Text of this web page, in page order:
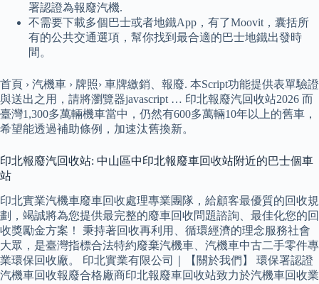
署認證為報廢汽機.
不需要下載多個巴士或者地鐵App，有了Moovit，囊括所
有的公共交通選項，幫你找到最合適的巴士地鐵出發時
間。
首頁 › 汽機車 › 牌照› 車牌繳銷、報廢. 本Script功能提供表單驗證
與送出之用，請將瀏覽器javascript … 印北報廢汽回收站2026 而
臺灣1,300多萬輛機車當中，仍然有600多萬輛10年以上的舊車，
希望能透過補助條例，加速汰舊換新。
印北報廢汽回收站: 中山區中印北報廢車回收站附近的巴士個車
站
印北實業汽機車廢車回收處理專業團隊，給顧客最優質的回收規
劃，竭誠將為您提供最完整的廢車回收問題諮詢、最佳化您的回
收獎勵金方案！ 秉持著回收再利用、循環經濟的理念服務社會
大眾，是臺灣指標合法特約廢棄汽機車、汽機車中古二手零件專
業環保回收廠。 印北實業有限公司｜【關於我們】 環保署認證
汽機車回收報廢合格廠商印北報廢車回收站致力於汽機車回收業